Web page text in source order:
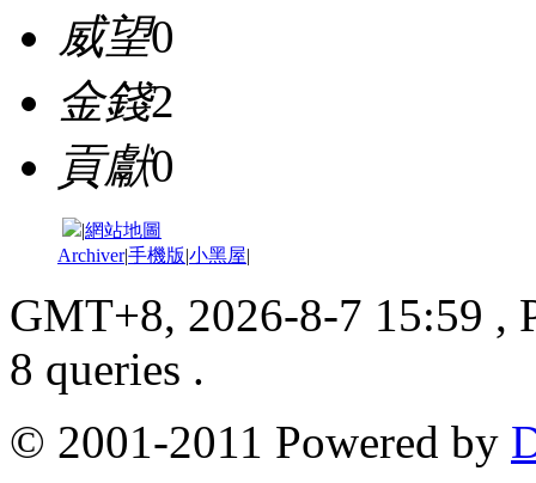
威望0
金錢2
貢獻0
|網站地圖
Archiver|手機版|小黑屋|
GMT+8, 2026-8-7 15:59 ,
8 queries .
© 2001-2011 Powered by